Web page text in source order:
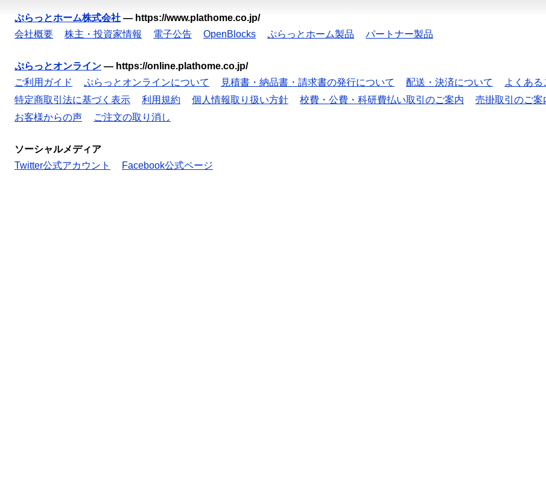
ぷらっとホーム株式会社 — https://www.plathome.co.jp/
会社概要
株主・投資家情報 電子公告 OpenBlocks ぷらっとホーム製品 パートナー製品
ぷらっとオンライン — https://online.plathome.co.jp/
ご利用ガイド
ぷらっとオンラインについて 見積書・納品書・請求書の発行について 配送・決済について
よくある
特定商取引法に基づく表示
利用規約 個人情報取り扱い方針 校費・公費・科研費払い取引のご案内 売掛取引のご案
お客様からの声
ご注文の取り消し
ソーシャルメディア
Twitter公式アカウント
Facebook公式ページ